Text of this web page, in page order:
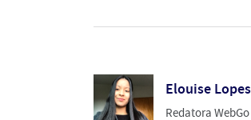
Elouise Lopes
Redatora